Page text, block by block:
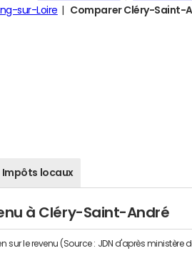
sur-Loire
Comparer Cléry-Saint-
Impôts locaux
à Cléry-Saint-André
sur le revenu (Source : JDN d'après ministère